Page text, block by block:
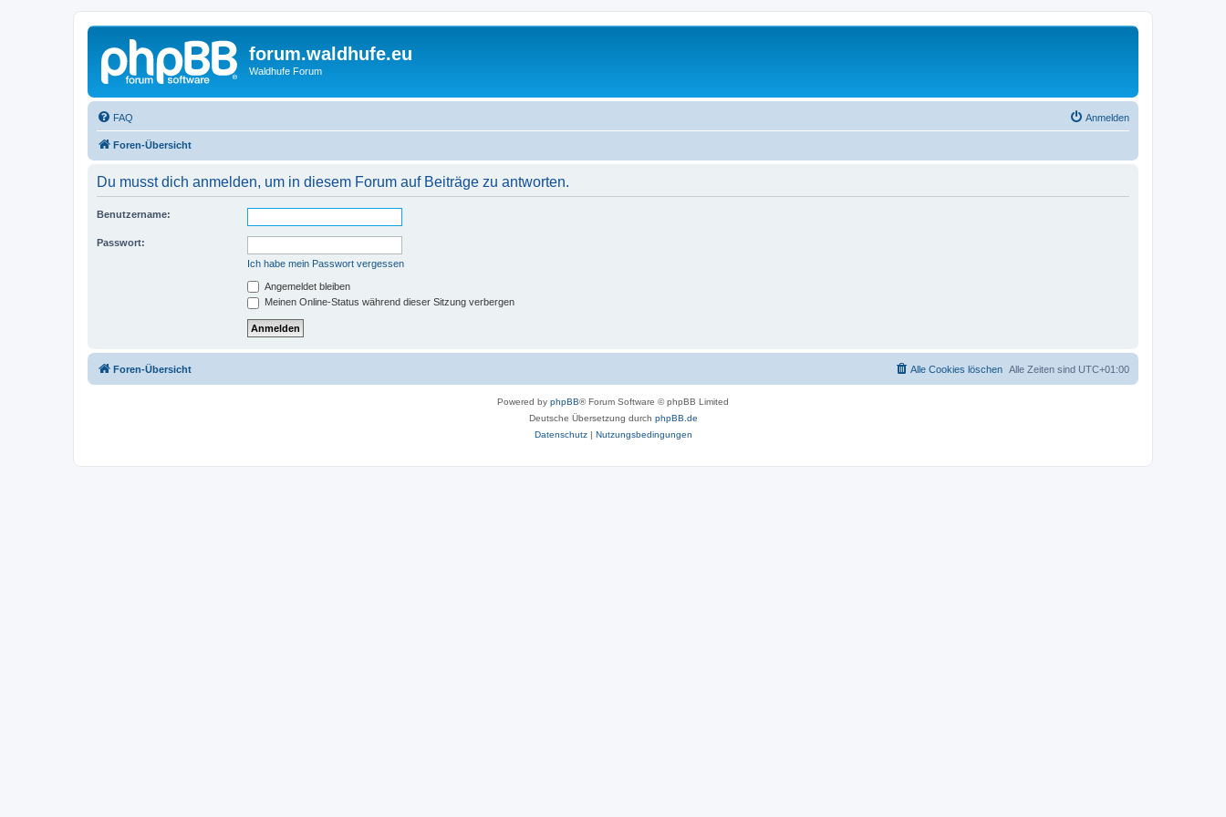
forum.waldhufe.eu
Waldhufe Forum
FAQ Anmelden
Foren-Übersicht
Du musst dich anmelden, um in diesem Forum auf Beiträge zu antworten.
Benutzername:
Passwort:
Ich habe mein Passwort vergessen
Angemeldet bleiben
Meinen Online-Status während dieser Sitzung verbergen
Foren-Übersicht Alle Zeiten sind UTC+01:00
Alle Cookies löschen
Powered by phpBB® Forum Software © phpBB Limited
Deutsche Übersetzung durch phpBB.de
Datenschutz| Nutzungsbedingungen